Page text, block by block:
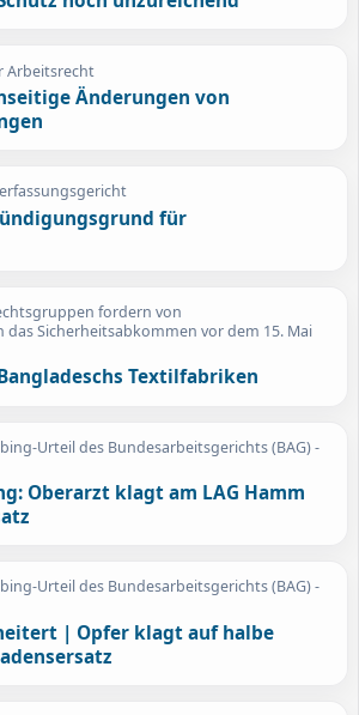
Arbeitsrecht
Änderungen von
für
fordern von
Sicherheitsabkommen vor dem 15. Mai
Textilfabriken
Urteil des Bundesarbeitsgerichts (BAG) -
Oberarzt klagt am LAG Hamm
Urteil des Bundesarbeitsgerichts (BAG) -
| Opfer klagt auf halbe